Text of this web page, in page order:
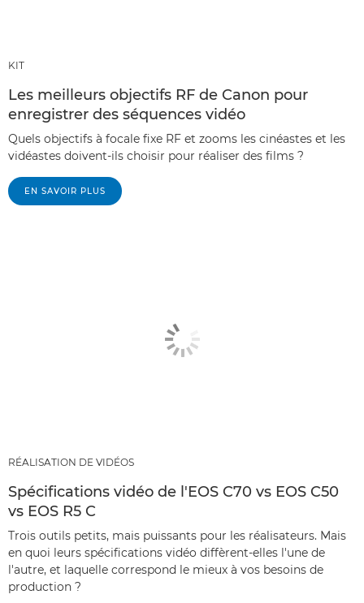
KIT
Les meilleurs objectifs RF de Canon pour
enregistrer des séquences vidéo
Quels objectifs à focale fixe RF et zooms les cinéastes et les
vidéastes doivent-ils choisir pour réaliser des films ?
EN SAVOIR PLUS
RÉALISATION DE VIDÉOS
Spécifications vidéo de l'EOS C70 vs EOS C50
vs EOS R5 C
Trois outils petits, mais puissants pour les réalisateurs. Mais
en quoi leurs spécifications vidéo diffèrent-elles l'une de
l'autre, et laquelle correspond le mieux à vos besoins de
production ?